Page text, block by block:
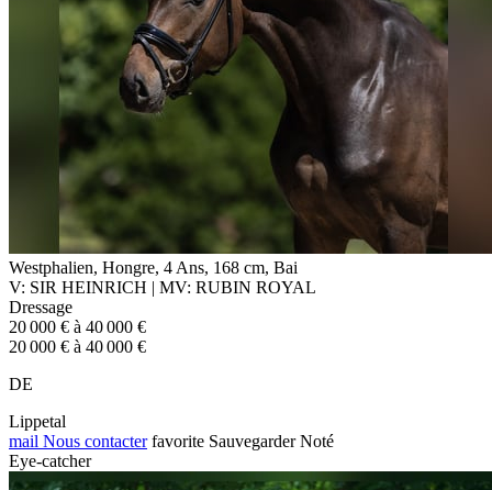
Westphalien, Hongre, 4 Ans, 168 cm, Bai
V: SIR HEINRICH | MV: RUBIN ROYAL
Dressage
20 000 € à 40 000 €
20 000 € à 40 000 €
DE
Lippetal
mail Nous contacter favorite Sauvegarder Noté
Eye-catcher